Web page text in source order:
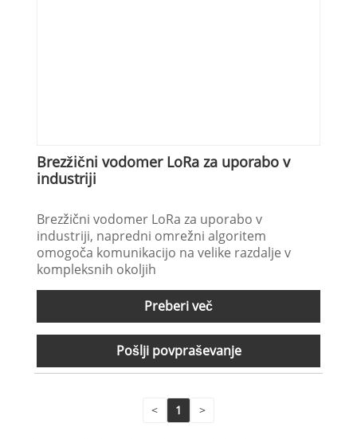
Brezžični vodomer LoRa za uporabo v
industriji
Brezžični vodomer LoRa za uporabo v
industriji, napredni omrežni algoritem
omogoča komunikacijo na velike razdalje v
kompleksnih okoljih
Preberi več
Pošlji povpraševanje
< 1 >